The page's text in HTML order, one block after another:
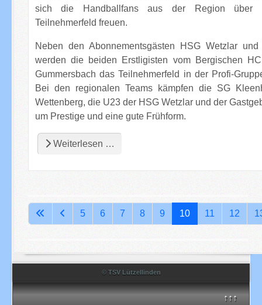
© TSV Lützellinden
↑↑↑
sich die Handballfans aus der Region über
Teilnehmerfeld freuen.
Neben den Abonnementsgästen HSG Wetzlar
werden die beiden Erstligisten vom Bergischen
Gummersbach das Teilnehmerfeld in der Profi-
Bei den regionalen Teams kämpfen die SG
Wettenberg, die U23 der HSG Wetzlar und der
um Prestige und eine gute Frühform.
Weiterlesen …
Seite 10 von 22
5 6 7 8 9 10 11 12